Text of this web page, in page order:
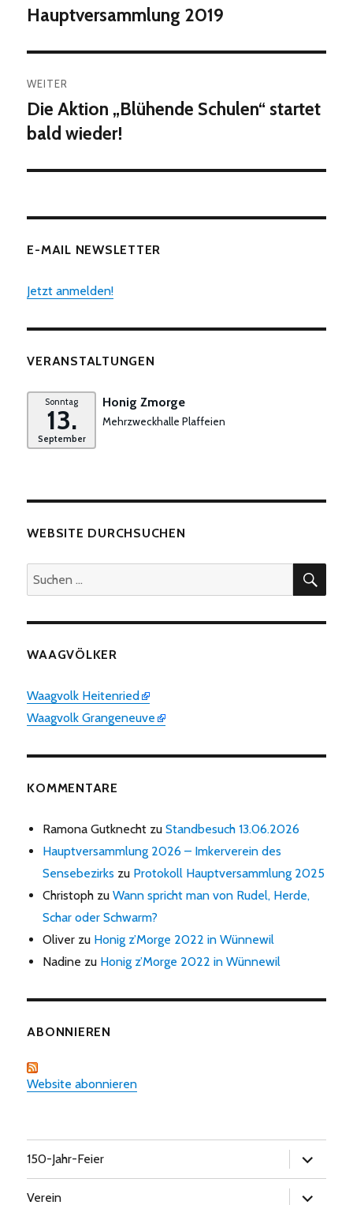
Vorheriger
Hauptversammlung 2019
WEITER
Nächster
Beitrag:
Die Aktion „Blühende Schulen“ startet
bald wieder!
E-MAIL NEWSLETTER
Jetzt anmelden!
VERANSTALTUNGEN
Sonntag
13.
September
Honig Zmorge
Mehrzweckhalle Plaffeien
WEBSITE DURCHSUCHEN
Suchen
nach:
WAAGVÖLKER
Waagvolk Heitenried
Waagvolk Grangeneuve
KOMMENTARE
Ramona Gutknecht zuStandbesuch 13.06.2026
Hauptversammlung 2026 – Imkerverein des
Sensebezirks zu Protokoll Hauptversammlung 2025
Christoph zuWann spricht man von Rudel, Herde,
Schar oder Schwarm?
Oliver zu Honig z’Morge 2022 in Wünnewil
Nadine zu Honig z’Morge 2022 in Wünnewil
ABONNIEREN
Website abonnieren
150-Jahr-Feier
öffnen
Verein